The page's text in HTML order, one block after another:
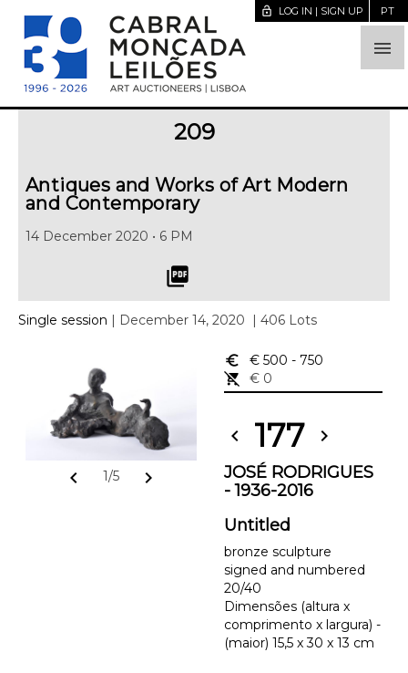

lock_open LOG IN | SIGN UP PT
209
Antiques and Works of Art Modern
and Contemporary
14 December 2020 • 6 PM
picture_as_pdf
Single session | December 14, 2020 | 406 Lots
chevron_left 1/5 chevron_right
euro_symbol € 500 - 750
remove_shopping_cart
€ 0
chevron_left 177 chevron_right
JOSÉ RODRIGUES
- 1936-2016
Untitled
bronze sculpture
signed and numbered
20/40
Dimensões (altura x
comprimento x largura) -
(maior) 15,5 x 30 x 13 cm